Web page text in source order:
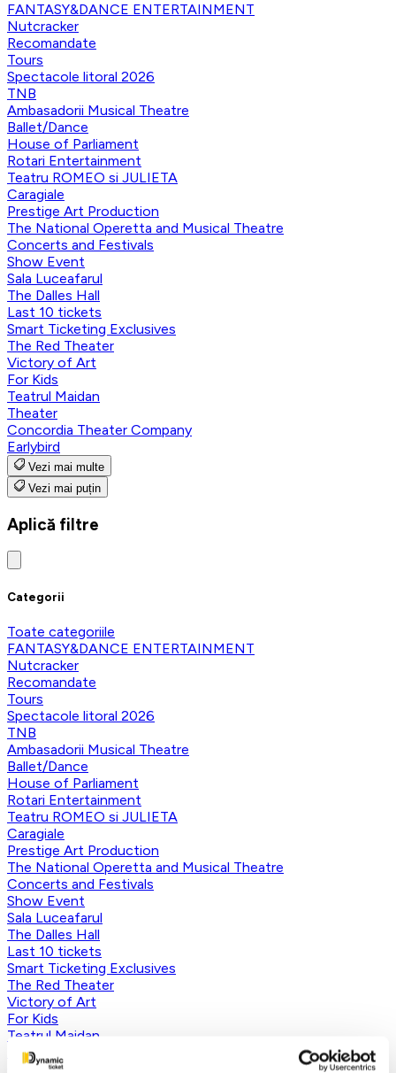
FANTASY&DANCE ENTERTAINMENT
Nutcracker
Recomandate
Tours
Spectacole litoral 2026
TNB
Ambasadorii Musical Theatre
Ballet/Dance
House of Parliament
Rotari Entertainment
Teatru ROMEO si JULIETA
Caragiale
Prestige Art Production
The National Operetta and Musical Theatre
Concerts and Festivals
Show Event
Sala Luceafarul
The Dalles Hall
Last 10 tickets
Smart Ticketing Exclusives
The Red Theater
Victory of Art
For Kids
Teatrul Maidan
Theater
Concordia Theater Company
Earlybird
Vezi mai multe
Vezi mai puțin
Aplică filtre
Categorii
Toate categoriile
FANTASY&DANCE ENTERTAINMENT
Nutcracker
Recomandate
Tours
Spectacole litoral 2026
TNB
Ambasadorii Musical Theatre
Ballet/Dance
House of Parliament
Rotari Entertainment
Teatru ROMEO si JULIETA
Caragiale
Prestige Art Production
The National Operetta and Musical Theatre
Concerts and Festivals
Show Event
Sala Luceafarul
The Dalles Hall
Last 10 tickets
Smart Ticketing Exclusives
The Red Theater
Victory of Art
For Kids
Teatrul Maidan
Theater
Concordia Theater Company